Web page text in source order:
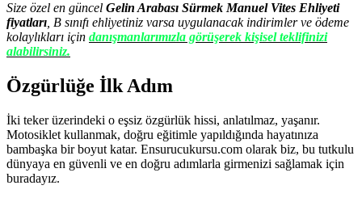
Size özel en güncel Gelin Arabası Sürmek Manuel Vites Ehliyeti
fiyatları , B sınıfı ehliyetiniz varsa uygulanacak indirimler ve ödeme
kolaylıkları için danışmanlarımızla görüşerek kişisel teklifinizi
alabilirsiniz.
Özgürlüğe İlk Adım
İki teker üzerindeki o eşsiz özgürlük hissi, anlatılmaz, yaşanır.
Motosiklet kullanmak, doğru eğitimle yapıldığında hayatınıza
bambaşka bir boyut katar. Ensurucukursu.com olarak biz, bu tutkulu
dünyaya en güvenli ve en doğru adımlarla girmenizi sağlamak için
buradayız.